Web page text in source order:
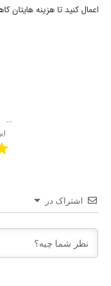
اعمال کنید تا هزینه هایتان
اشتراک در